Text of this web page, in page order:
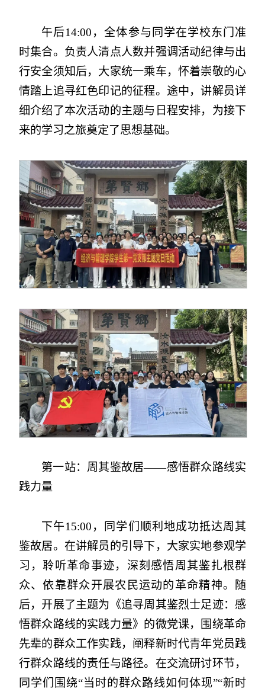
午后14:00，全体参与同学在学校东门准
时集合。负责人清点人数并强调活动纪律与出
行安全须知后，大家统一乘车，怀着崇敬的心
情踏上追寻红色印记的征程。途中，讲解员详
细介绍了本次活动的主题与日程安排，为接下
来的学习之旅奠定了思想基础。
第一站：周其鉴故居——感悟群众路线实
践力量
下午15:00，同学们顺利地成功抵达周其
鉴故居。在讲解员的引导下，大家实地参观学
习，聆听革命事迹，深刻感悟周其鉴扎根群
众、依靠群众开展农民运动的革命精神。随
后，开展了主题为《追寻周其鉴烈士足迹：感
悟群众路线的实践力量》的微党课，围绕革命
先辈的群众工作实践，阐释新时代青年党员践
行群众路线的责任与路径。在交流研讨环节，
同学们围绕“当时的群众路线如何体现”“新时